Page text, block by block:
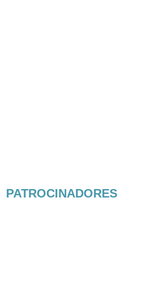
PATROCINADORES